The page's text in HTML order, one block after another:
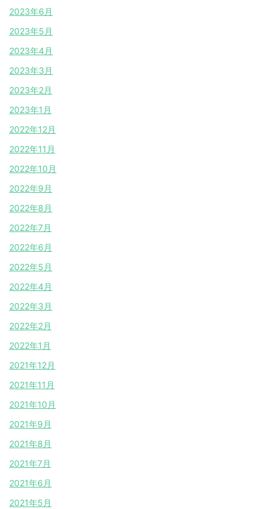
2023年6月
2023年5月
2023年4月
2023年3月
2023年2月
2023年1月
2022年12月
2022年11月
2022年10月
2022年9月
2022年8月
2022年7月
2022年6月
2022年5月
2022年4月
2022年3月
2022年2月
2022年1月
2021年12月
2021年11月
2021年10月
2021年9月
2021年8月
2021年7月
2021年6月
2021年5月